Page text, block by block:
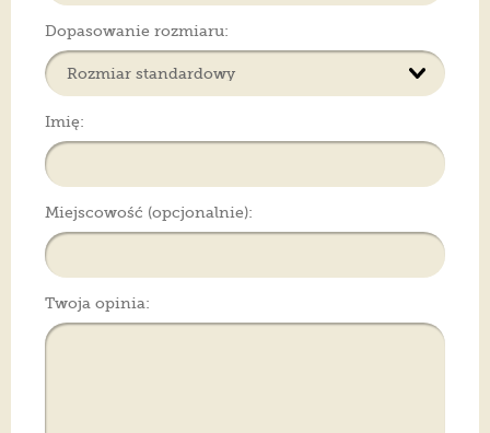
Dopasowanie rozmiaru:
Imię:
Miejscowość (opcjonalnie):
Twoja opinia: